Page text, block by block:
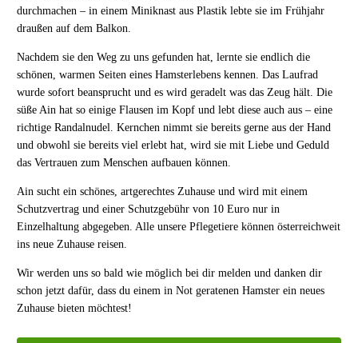
durchmachen – in einem Miniknast aus Plastik lebte sie im Frühjahr
draußen auf dem Balkon.
Nachdem sie den Weg zu uns gefunden hat, lernte sie endlich die
schönen, warmen Seiten eines Hamsterlebens kennen. Das Laufrad
wurde sofort beansprucht und es wird geradelt was das Zeug hält. Die
süße Ain hat so einige Flausen im Kopf und lebt diese auch aus – eine
richtige Randalnudel. Kernchen nimmt sie bereits gerne aus der Hand
und obwohl sie bereits viel erlebt hat, wird sie mit Liebe und Geduld
das Vertrauen zum Menschen aufbauen können.
Ain sucht ein schönes, artgerechtes Zuhause und wird mit einem
Schutzvertrag und einer Schutzgebühr von 10 Euro nur in
Einzelhaltung abgegeben. Alle unsere Pflegetiere können österreichweit
ins neue Zuhause reisen.
Wir werden uns so bald wie möglich bei dir melden und danken dir
schon jetzt dafür, dass du einem in Not geratenen Hamster ein neues
Zuhause bieten möchtest!